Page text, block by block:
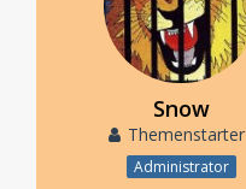
Snow
Themenstarter
Administrator